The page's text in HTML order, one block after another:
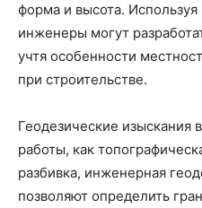
форма и высота. Используя
инженеры могут
учтя особенности
при строительстве.
Геодезические изыскания
работы, как
разбивка, инженерная
позволяют определить